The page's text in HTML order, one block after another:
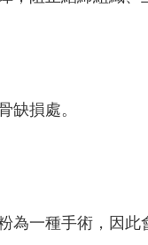
缺損處。
為一種手術，因此